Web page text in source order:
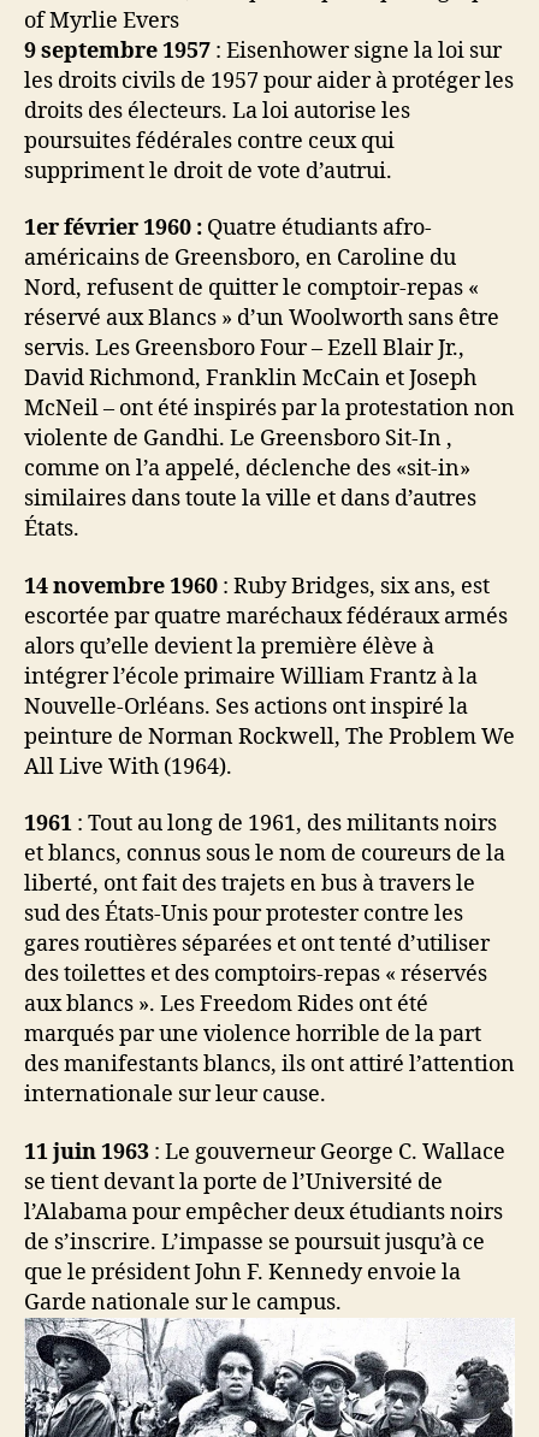
9 septembre 1957 : Eisenhower signe la loi sur
les droits civils de 1957 pour aider à protéger les
droits des électeurs. La loi autorise les
poursuites fédérales contre ceux qui
suppriment le droit de vote d’autrui.
1er février 1960 : Quatre étudiants afro-
américains de Greensboro, en Caroline du
Nord, refusent de quitter le comptoir-repas «
réservé aux Blancs » d’un Woolworth sans être
servis. Les Greensboro Four – Ezell Blair Jr.,
David Richmond, Franklin McCain et Joseph
McNeil – ont été inspirés par la protestation non
violente de Gandhi. Le Greensboro Sit-In ,
comme on l’a appelé, déclenche des «sit-in»
similaires dans toute la ville et dans d’autres
États.
14 novembre 1960 : Ruby Bridges, six ans, est
escortée par quatre maréchaux fédéraux armés
alors qu’elle devient la première élève à
intégrer l’école primaire William Frantz à la
Nouvelle-Orléans. Ses actions ont inspiré la
peinture de Norman Rockwell, The Problem We
All Live With (1964).
1961 : Tout au long de 1961, des militants noirs
et blancs, connus sous le nom de coureurs de la
liberté, ont fait des trajets en bus à travers le
sud des États-Unis pour protester contre les
gares routières séparées et ont tenté d’utiliser
des toilettes et des comptoirs-repas « réservés
aux blancs ». Les Freedom Rides ont été
marqués par une violence horrible de la part
des manifestants blancs, ils ont attiré l’attention
internationale sur leur cause.
11 juin 1963 : Le gouverneur George C. Wallace
se tient devant la porte de l’Université de
l’Alabama pour empêcher deux étudiants noirs
de s’inscrire. L’impasse se poursuit jusqu’à ce
que le président John F. Kennedy envoie la
Garde nationale sur le campus.